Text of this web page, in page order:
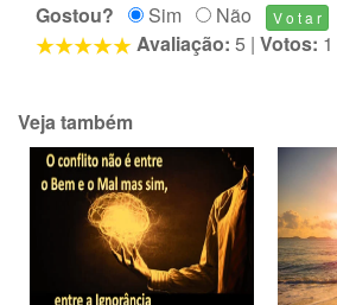
Gostou? Sim
Não
Avaliação: 5 | Votos: 1
Veja também